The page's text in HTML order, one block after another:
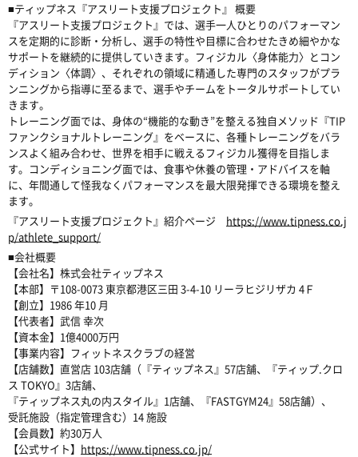
■ティップネス『アスリート支援プロジェクト』 概要
『アスリート支援プロジェクト』では、選手一人ひとりのパフォーマン
スを定期的に診断・分析し、選手の特性や目標に合わせたきめ細やかな
サポートを継続的に提供していきます。フィジカル〈身体能力〉とコン
ディション〈体調〉、それぞれの領域に精通した専門のスタッフがプラ
ンニングから指導に至るまで、選手やチームをトータルサポートしてい
きます。
トレーニング面では、身体の“機能的な動き”を整える独自メソッド『TIP
ファンクショナルトレーニング』をベースに、各種トレーニングをバラ
ンスよく組み合わせ、世界を相手に戦えるフィジカル獲得を目指しま
す。コンディショニング面では、食事や休養の管理・アドバイスを軸
に、年間通して怪我なくパフォーマンスを最大限発揮できる環境を整え
ます。
『アスリート支援プロジェクト』紹介ページ https://www.tipness.co.j
p/athlete_support/
■会社概要
【会社名】株式会社ティップネス
【本部】〒108-0073 東京都港区三田 3-4-10 リーラヒジリザカ 4Ｆ
【創立】1986 年10 月
【代表者】武信 幸次
【資本金】1億4000万円
【事業内容】フィットネスクラブの経営
【店舗数】直営店 103店舗（『ティップネス』57店舗、『ティップ.クロ
ス TOKYO』3店舗、
『ティップネス丸の内スタイル』1店舗、『FASTGYM24』58店舗）、
受託施設（指定管理含む）14 施設
【会員数】約30万人
【公式サイト】 https://www.tipness.co.jp/